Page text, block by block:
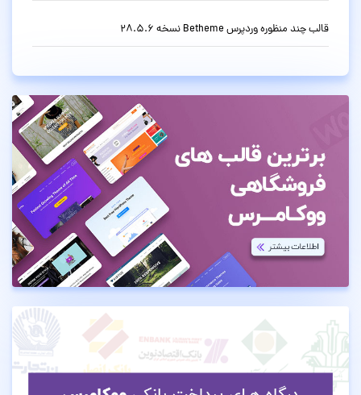
قالب چند منظوره وردپرس Betheme نسخه 28.5.6